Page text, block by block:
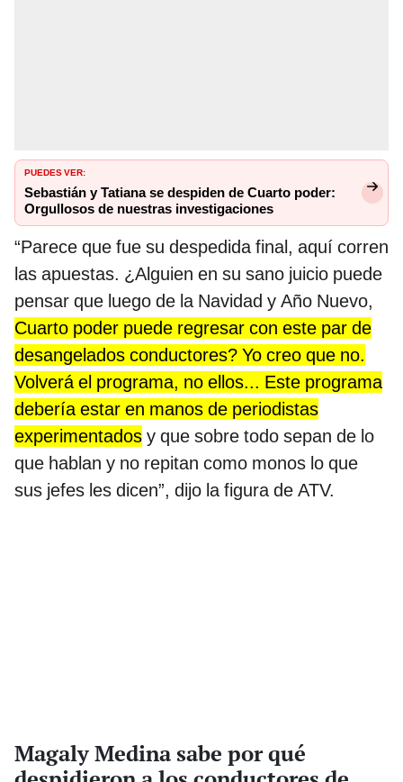
PUEDES VER:
Sebastián y Tatiana se despiden de Cuarto poder:
Orgullosos de nuestras investigaciones
“Parece que fue su despedida final, aquí corren
las apuestas. ¿Alguien en su sano juicio puede
pensar que luego de la Navidad y Año Nuevo,
Cuarto poder puede regresar con este par de
desangelados conductores? Yo creo que no.
Volverá el programa, no ellos... Este programa
debería estar en manos de periodistas
experimentados y que sobre todo sepan de lo
que hablan y no repitan como monos lo que
sus jefes les dicen”, dijo la figura de ATV.
Magaly Medina sabe por qué